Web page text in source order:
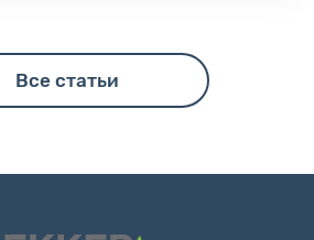
Все статьи